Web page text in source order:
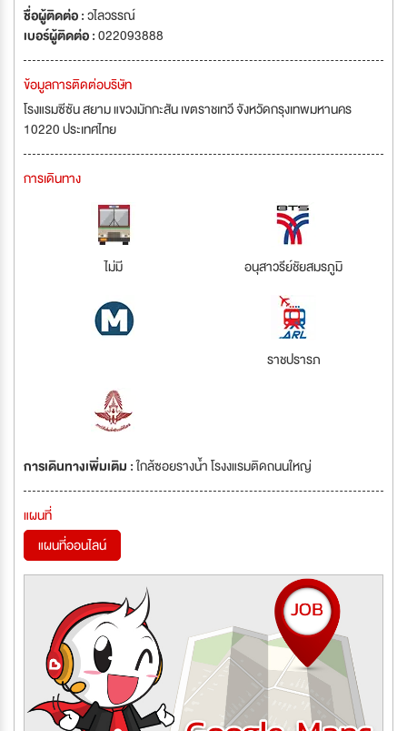
ชื่อผู้ติดต่อ :วไลวรรณ์
เบอร์ผู้ติดต่อ :022093888
ข้อมูลการติดต่อบริษัท
โรงแรมซีซัน สยาม แขวงมักกะสัน เขตราชเทวี จังหวัดกรุงเทพมหานคร
10220 ประเทศไทย
การเดินทาง
ไม่มี อนุสาวรีย์ชัยสมรภูมิ
ราชปรารภ
การเดินทางเพิ่มเติม :ใกล้ซอยรางน้ำ โรงงแรมติดถนนใหญ่
แผนที่
แผนที่ออนไลน์